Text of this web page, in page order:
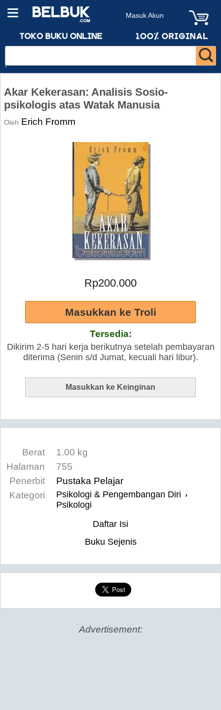
Masuk Akun
Akar Kekerasan: Analisis Sosio-
psikologis atas Watak Manusia
Oleh Erich Fromm
Rp200.000
Tersedia:
Dikirim 2-5 hari kerja berikutnya setelah pembayaran
diterima (Senin s/d Jumat, kecuali hari libur).
Berat
1.00 kg
Halaman
755
Penerbit
Pustaka Pelajar
Kategori
Psikologi & Pengembangan Diri ›
Psikologi
Daftar Isi
Buku Sejenis
Advertisement: